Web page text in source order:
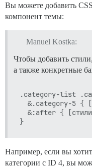
Вы можете добавить
компонент темы:
Manuel Kostka:
Чтобы добавить
а также конкретные
.category-list
&.category-5 {
&:after {
Например, если вы
категории с ID 4, вы